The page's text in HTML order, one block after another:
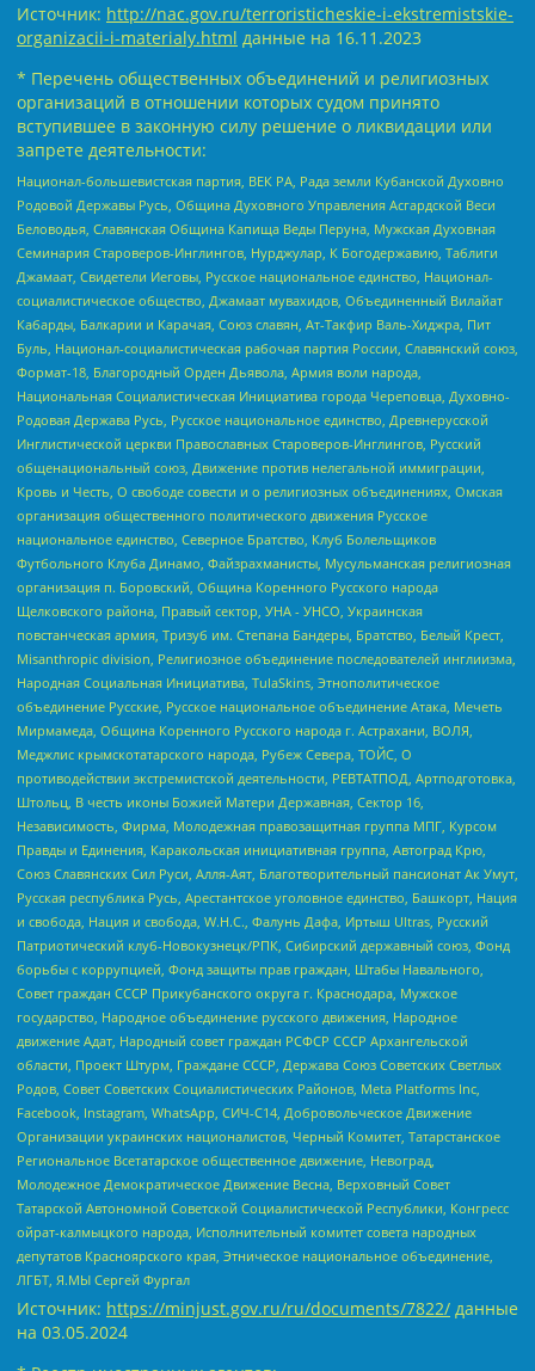
Источник: http://nac.gov.ru/terroristicheskie-i-ekstremistskie-
organizacii-i-materialy.html данные на 16.11.2023
* Перечень общественных объединений и религиозных
организаций в отношении которых судом принято
вступившее в законную силу решение о ликвидации или
запрете деятельности:
Национал-большевистская партия, ВЕК РА, Рада земли Кубанской Духовно
Родовой Державы Русь, Община Духовного Управления Асгардской Веси
Беловодья, Славянская Община Капища Веды Перуна, Мужская Духовная
Семинария Староверов-Инглингов, Нурджулар, К Богодержавию, Таблиги
Джамаат, Свидетели Иеговы, Русское национальное единство, Национал-
социалистическое общество, Джамаат мувахидов, Объединенный Вилайат
Кабарды, Балкарии и Карачая, Союз славян, Ат-Такфир Валь-Хиджра, Пит
Буль, Национал-социалистическая рабочая партия России, Славянский союз,
Формат-18, Благородный Орден Дьявола, Армия воли народа,
Национальная Социалистическая Инициатива города Череповца, Духовно-
Родовая Держава Русь, Русское национальное единство, Древнерусской
Инглистической церкви Православных Староверов-Инглингов, Русский
общенациональный союз, Движение против нелегальной иммиграции,
Кровь и Честь, О свободе совести и о религиозных объединениях, Омская
организация общественного политического движения Русское
национальное единство, Северное Братство, Клуб Болельщиков
Футбольного Клуба Динамо, Файзрахманисты, Мусульманская религиозная
организация п. Боровский, Община Коренного Русского народа
Щелковского района, Правый сектор, УНА - УНСО, Украинская
повстанческая армия, Тризуб им. Степана Бандеры, Братство, Белый Крест,
Misanthropic division, Религиозное объединение последователей инглиизма,
Народная Социальная Инициатива, TulaSkins, Этнополитическое
объединение Русские, Русское национальное объединение Атака, Мечеть
Мирмамеда, Община Коренного Русского народа г. Астрахани, ВОЛЯ,
Меджлис крымскотатарского народа, Рубеж Севера, ТОЙС, О
противодействии экстремистской деятельности, РЕВТАТПОД, Артподготовка,
Штольц, В честь иконы Божией Матери Державная, Сектор 16,
Независимость, Фирма, Молодежная правозащитная группа МПГ, Курсом
Правды и Единения, Каракольская инициативная группа, Автоград Крю,
Союз Славянских Сил Руси, Алля-Аят, Благотворительный пансионат Ак Умут,
Русская республика Русь, Арестантское уголовное единство, Башкорт, Нация
и свобода, Нация и свобода, W.H.С., Фалунь Дафа, Иртыш Ultras, Русский
Патриотический клуб-Новокузнецк/РПК, Сибирский державный союз, Фонд
борьбы с коррупцией, Фонд защиты прав граждан, Штабы Навального,
Совет граждан СССР Прикубанского округа г. Краснодара, Мужское
государство, Народное объединение русского движения, Народное
движение Адат, Народный совет граждан РСФСР СССР Архангельской
области, Проект Штурм, Граждане СССР, Держава Союз Советских Светлых
Родов, Совет Советских Социалистических Районов, Meta Platforms Inc,
Facebook, Instagram, WhatsApp, СИЧ-С14, Добровольческое Движение
Организации украинских националистов, Черный Комитет, Татарстанское
Региональное Всетатарское общественное движение, Невоград,
Молодежное Демократическое Движение Весна, Верховный Совет
Татарской Автономной Советской Социалистической Республики, Конгресс
ойрат-калмыцкого народа, Исполнительный комитет совета народных
депутатов Красноярского края, Этническое национальное объединение,
ЛГБТ, Я.МЫ Сергей Фургал
Источник: https://minjust.gov.ru/ru/documents/7822/ данные
на 03.05.2024